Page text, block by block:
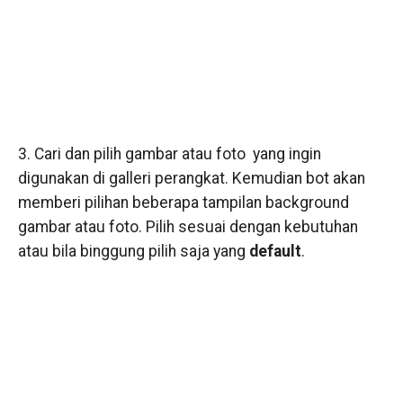
3. Cari dan pilih gambar atau foto yang ingin
digunakan di galleri perangkat. Kemudian bot akan
memberi pilihan beberapa tampilan background
gambar atau foto. Pilih sesuai dengan kebutuhan
atau bila binggung pilih saja yang default.